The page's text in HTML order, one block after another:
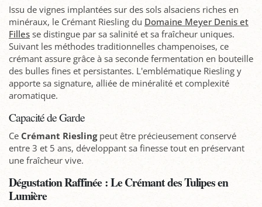
Issu de vignes implantées sur des sols alsaciens riches en
minéraux, le Crémant Riesling du Domaine Meyer Denis et
Filles se distingue par sa salinité et sa fraîcheur uniques.
Suivant les méthodes traditionnelles champenoises, ce
crémant assure grâce à sa seconde fermentation en bouteille
des bulles fines et persistantes. L'emblématique Riesling y
apporte sa signature, alliée de minéralité et complexité
aromatique.
Capacité de Garde
Ce Crémant Rieslingpeut être précieusement conservé
entre 3 et 5 ans, développant sa finesse tout en préservant
une fraîcheur vive.
Dégustation Raffinée : Le Crémant des Tulipes en
Lumière